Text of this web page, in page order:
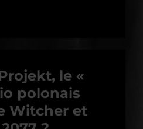
le «
polonais
Witcher et